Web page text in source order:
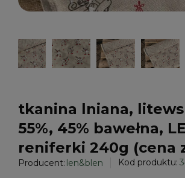
tkanina lniana,
55%, 45% bawełna,
reniferki 240g (cena
Producent: len&blen Kod produktu: